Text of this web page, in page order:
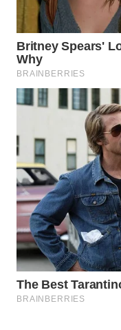
WAHANANEWS
NET
WAHANA
SPORT
UMKM
WAHANA
SELEB
WAHANA
PERSONA
WAHANA
OTOMOTIF